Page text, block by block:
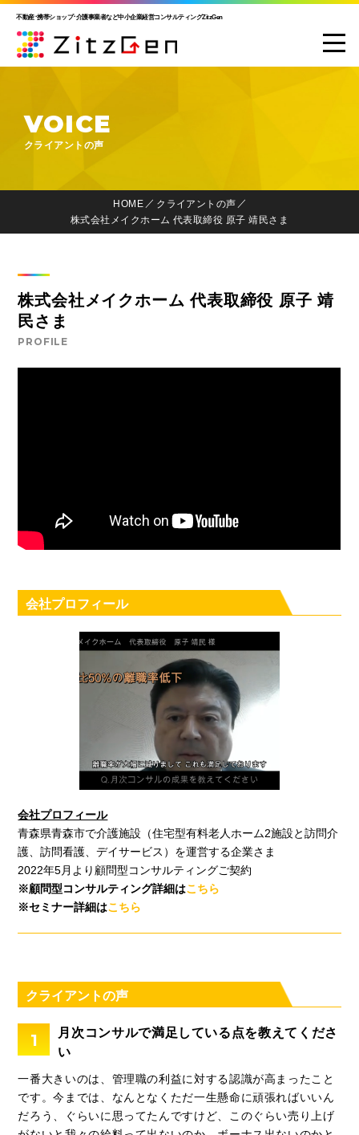
不動産･携帯ショップ･介護事業者など中小企業経営コンサルティングZitzGen
VOICE
クライアントの声
HOME
クライアントの声
株式会社メイクホーム 代表取締役 原子 靖民さま
株式会社メイクホーム 代表取締役 原子 靖
民さま
PROFILE
会社プロフィール
会社プロフィール
青森県青森市で介護施設（住宅型有料老人ホーム2施設と訪問介
護、訪問看護、デイサービス）を運営する企業さま
2022年5月より顧問型コンサルティングご契約
※顧問型コンサルティング詳細はこちら
※セミナー詳細はこちら
クライアントの声
1
月次コンサルで満足している点を教えてくださ
い
一番大きいのは、管理職の利益に対する認識が高まったこと
です。今までは、なんとなくただ一生懸命に頑張ればいいん
だろう、ぐらいに思ってたんですけど、このぐらい売り上げ